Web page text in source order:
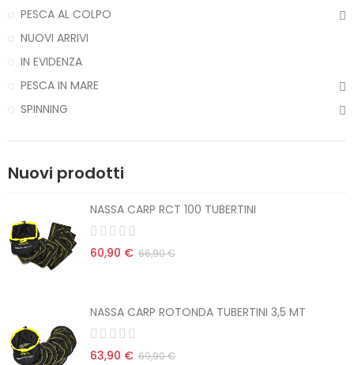
PESCA AL COLPO
NUOVI ARRIVI
IN EVIDENZA
PESCA IN MARE
SPINNING
Nuovi prodotti
NASSA CARP RCT 100 TUBERTINI
60,90 € 66,90 €
NASSA CARP ROTONDA TUBERTINI 3,5 MT
63,90 € 69,90 €